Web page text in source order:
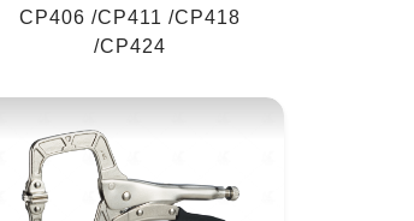
CP406 /CP411 /CP418
/CP424